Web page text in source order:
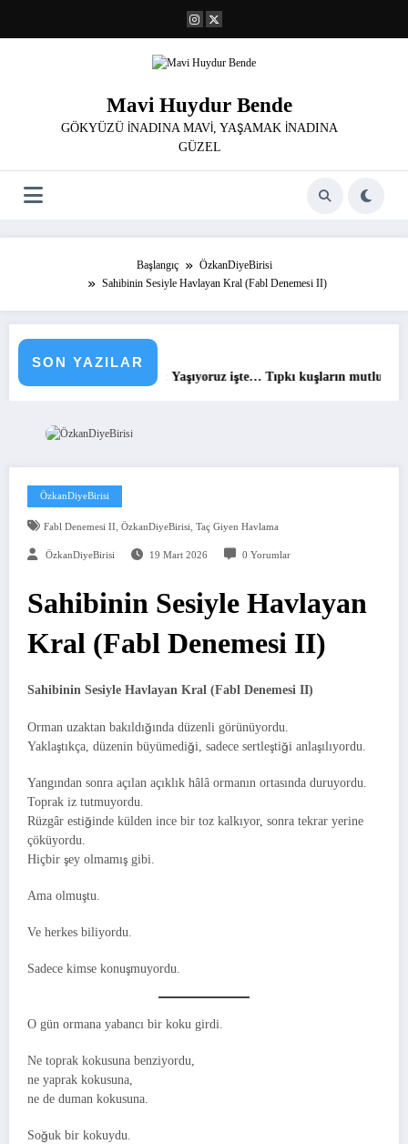
Mavi Huydur Bende
GÖKYÜZÜ İNADINA MAVİ, YAŞAMAK İNADINA
GÜZEL
Başlangıç
ÖzkanDiyeBirisi
Sahibinin Sesiyle Havlayan Kral (Fabl Denemesi II)
SON YAZILAR
: Yaşıyoruz işte… Tıpkı kuşların mutluluktan uçmadığı gibi…
ÖzkanDiyeBirisi
Fabl Denemesi II, ÖzkanDiyeBirisi, Taç Giyen Havlama
ÖzkanDiyeBirisi 19 Mart 2026 0 Yorumlar
Sahibinin Sesiyle Havlayan
Kral (Fabl Denemesi II)
Sahibinin Sesiyle Havlayan Kral (Fabl Denemesi II)
Orman uzaktan bakıldığında düzenli görünüyordu.
Yaklaştıkça, düzenin büyümediği, sadece sertleştiği anlaşılıyordu.
Yangından sonra açılan açıklık hâlâ ormanın ortasında duruyordu.
Toprak iz tutmuyordu.
Rüzgâr estiğinde külden ince bir toz kalkıyor, sonra tekrar yerine
çöküyordu.
Hiçbir şey olmamış gibi.
Ama olmuştu.
Ve herkes biliyordu.
Sadece kimse konuşmuyordu.
O gün ormana yabancı bir koku girdi.
Ne toprak kokusuna benziyordu,
ne yaprak kokusuna,
ne de duman kokusuna.
Soğuk bir kokuydu.